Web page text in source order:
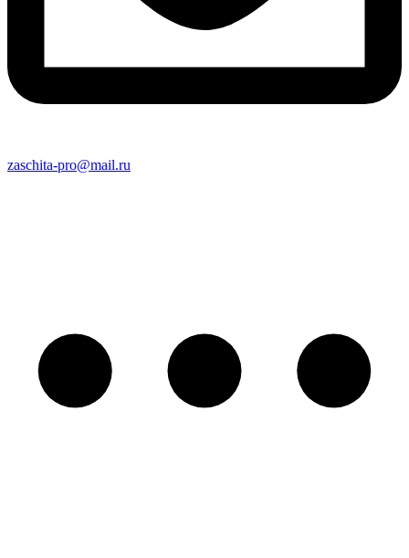
zaschita-pro@mail.ru